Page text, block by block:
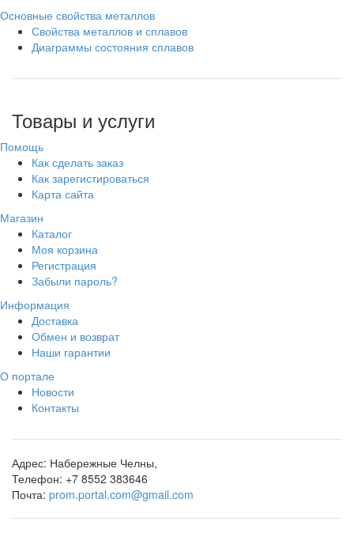
Основные свойства металлов
Свойства металлов и сплавов
Диаграммы состояния сплавов
Товары и услуги
Помощь
Как сделать заказ
Как зарегистироваться
Карта сайта
Магазин
Каталог
Моя корзина
Регистрация
Забыли пароль?
Информация
Доставка
Обмен и возврат
Наши гарантии
О портале
Новости
Контакты
Адрес: Набережные Челны,
Телефон: +7 8552 383646
Почта: prom.portal.com@gmail.com